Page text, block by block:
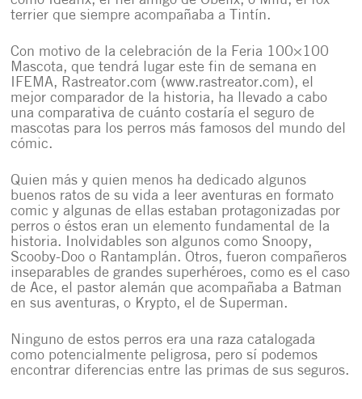
terrier que siempre acompañaba a Tintín.
Con motivo de la celebración de la Feria 100×100
Mascota, que tendrá lugar este fin de semana en
IFEMA, Rastreator.com (www.rastreator.com), el
mejor comparador de la historia, ha llevado a cabo
una comparativa de cuánto costaría el seguro de
mascotas para los perros más famosos del mundo del
cómic.
Quien más y quien menos ha dedicado algunos
buenos ratos de su vida a leer aventuras en formato
comic y algunas de ellas estaban protagonizadas por
perros o éstos eran un elemento fundamental de la
historia. Inolvidables son algunos como Snoopy,
Scooby-Doo o Rantamplán. Otros, fueron compañeros
inseparables de grandes superhéroes, como es el caso
de Ace, el pastor alemán que acompañaba a Batman
en sus aventuras, o Krypto, el de Superman.
Ninguno de estos perros era una raza catalogada
como potencialmente peligrosa, pero sí podemos
encontrar diferencias entre las primas de sus seguros.